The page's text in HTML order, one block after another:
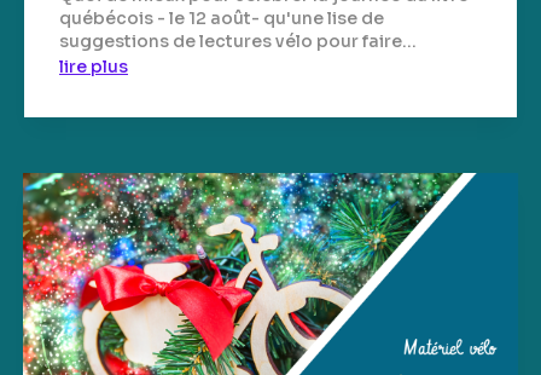
québécois - le 12 août- qu'une lise de
suggestions de lectures vélo pour faire...
lire plus